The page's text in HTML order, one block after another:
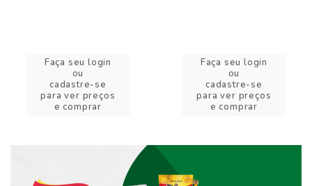
Faça seu login
ou
cadastre-se
para ver preços
e comprar
Faça seu login
ou
cadastre-se
para ver preços
e comprar